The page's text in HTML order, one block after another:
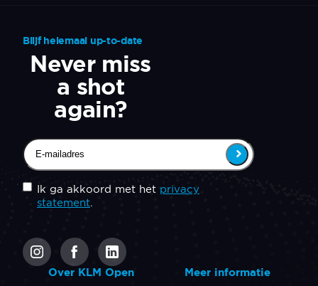
Blijf helemaal up-to-date
Never miss
a shot
again?
Email(Vereist)
Untitled (Vereist)
Ik ga akkoord met het privacy
statement
Over KLM Open Meer informatie